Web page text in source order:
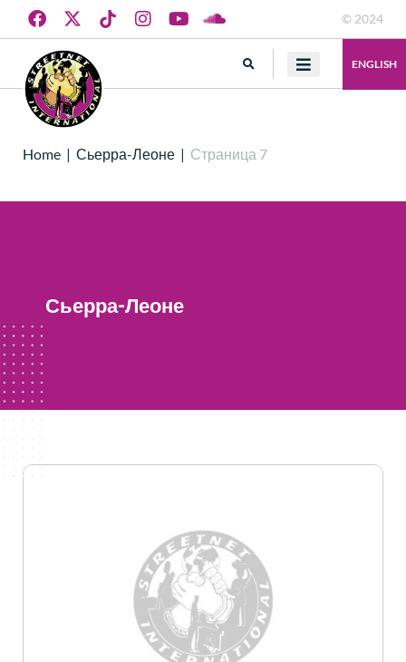
© 2024
ENGLISH
Home | Сьерра-Леоне | Страница 7
Сьерра-Леоне